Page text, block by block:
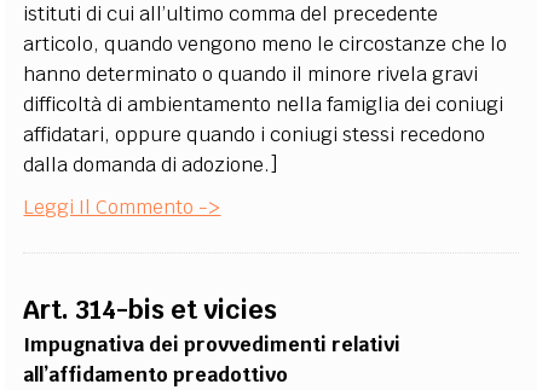
istituti di cui all’ultimo comma del precedente
articolo, quando vengono meno le circostanze che lo
hanno determinato o quando il minore rivela gravi
difficoltà di ambientamento nella famiglia dei coniugi
affidatari, oppure quando i coniugi stessi recedono
dalla domanda di adozione.]
Leggi Il Commento ->
Art. 314-bis et vicies
Impugnativa dei provvedimenti relativi
all’affidamento preadottivo